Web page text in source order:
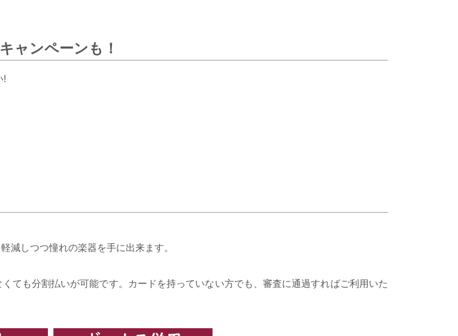
ャンペーンも！
!
減しつつ憧れの楽器を手に出来ます。
ても分割払いが可能です。カードを持っていない方でも、審査に通過すればご利用いた